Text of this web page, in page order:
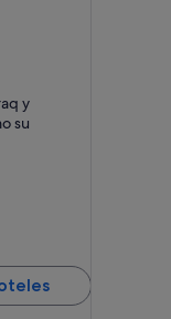
y
su